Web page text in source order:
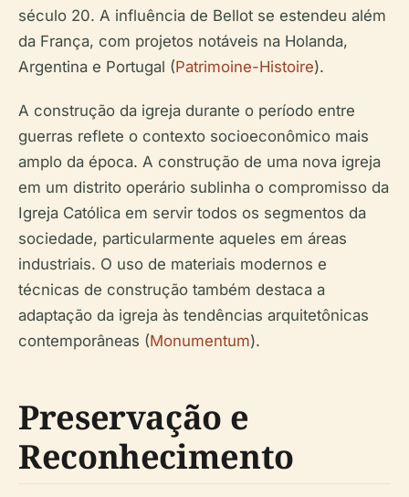
século 20. A influência de Bellot se estendeu além
da França, com projetos notáveis na Holanda,
Argentina e Portugal (Patrimoine-Histoire).
A construção da igreja durante o período entre
guerras reflete o contexto socioeconômico mais
amplo da época. A construção de uma nova igreja
em um distrito operário sublinha o compromisso da
Igreja Católica em servir todos os segmentos da
sociedade, particularmente aqueles em áreas
industriais. O uso de materiais modernos e
técnicas de construção também destaca a
adaptação da igreja às tendências arquitetônicas
contemporâneas (Monumentum).
Preservação e
Reconhecimento